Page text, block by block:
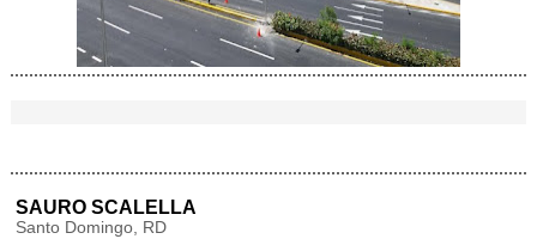
aSAURO SCALELLA
Santo Domingo, RD